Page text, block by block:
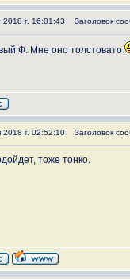
г. 16:01:43 Заголовок
Ф. Мне оно толстовато
г. 02:52:10 Заголовок
тоже тонко.